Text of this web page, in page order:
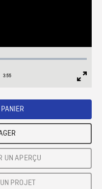
Duration
3:55
UN APERÇU
PROJET